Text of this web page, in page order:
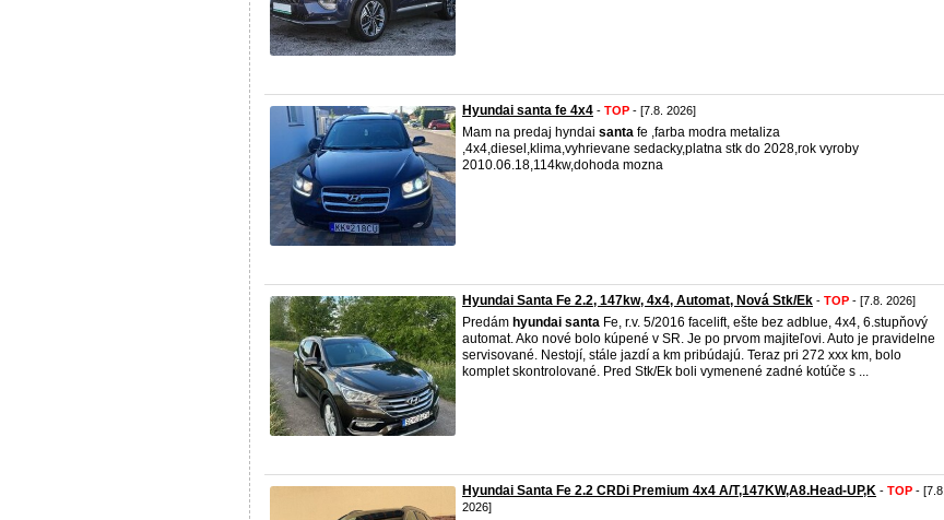
Hyundai santa fe 4x4 - TOP - [7.8. 2026]
Mam na predaj hyndai santa fe ,farba modra metaliza
,4x4,diesel,klima,vyhrievane sedacky,platna stk do 2028,rok vyroby
2010.06.18,114kw,dohoda mozna
Hyundai Santa Fe 2.2, 147kw, 4x4, Automat, Nová Stk/Ek - TOP - [7.8. 2026]
Predám hyundai santa Fe, r.v. 5/2016 facelift, ešte bez adblue, 4x4, 6.stupňový
automat. Ako nové bolo kúpené v SR. Je po prvom majiteľovi. Auto je pravidelne
servisované. Nestojí, stále jazdí a km pribúdajú. Teraz pri 272 xxx km, bolo
komplet skontrolované. Pred Stk/Ek boli vymenené zadné kotúče s ...
Hyundai Santa Fe 2.2 CRDi Premium 4x4 A/T,147KW,A8.Head-UP,K - TOP - [7.8.
2026]